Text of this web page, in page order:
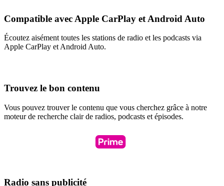
Compatible avec Apple CarPlay et Android Auto
Écoutez aisément toutes les stations de radio et les podcasts via
Apple CarPlay et Android Auto.
Trouvez le bon contenu
Vous pouvez trouver le contenu que vous cherchez grâce à notre
moteur de recherche clair de radios, podcasts et épisodes.
Radio sans publicité